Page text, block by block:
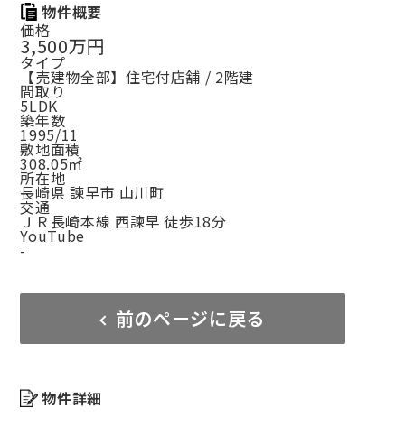
物件概要
価格
3,500万円
タイプ
【売建物全部】住宅付店舗 / 2階建
間取り
5LDK
築年数
1995/11
敷地面積
308.05㎡
所在地
長崎県 諫早市 山川町
交通
ＪＲ長崎本線 西諫早 徒歩18分
YouTube
-
前のページに戻る
物件詳細